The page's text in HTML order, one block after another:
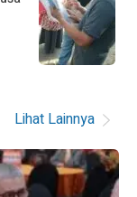
Lihat Lainnya